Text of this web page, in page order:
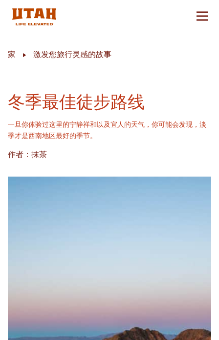
切换
家 激发您旅行灵感的故事
冬季最佳徒步路线
一旦你体验过这里的宁静祥和以及宜人的天气，你可能会发现，淡
季才是西南地区最好的季节。
作者：抹茶